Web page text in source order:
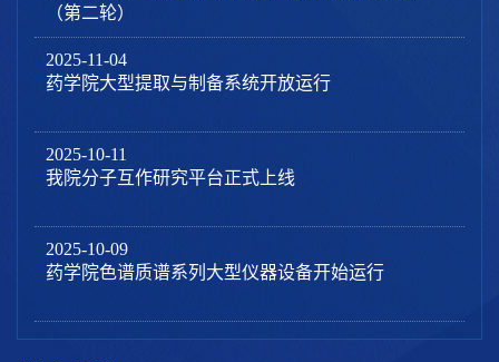
（第二轮）
2025-11-04
药学院大型提取与制备系统开放运行
2025-10-11
我院分子互作研究平台正式上线
2025-10-09
药学院色谱质谱系列大型仪器设备开始运行